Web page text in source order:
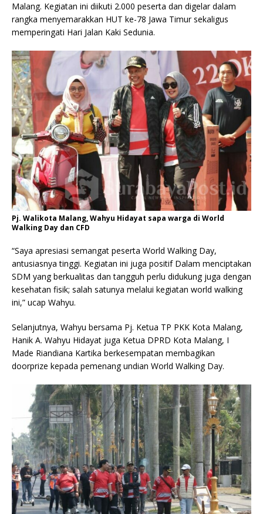
Malang. Kegiatan ini diikuti 2.000 peserta dan digelar dalam
rangka menyemarakkan HUT ke-78 Jawa Timur sekaligus
memperingati Hari Jalan Kaki Sedunia.
Pj. Walikota Malang, Wahyu Hidayat sapa warga di World
Walking Day dan CFD
“Saya apresiasi semangat peserta World Walking Day,
antusiasnya tinggi. Kegiatan ini juga positif Dalam menciptakan
SDM yang berkualitas dan tangguh perlu didukung juga dengan
kesehatan fisik; salah satunya melalui kegiatan world walking
ini,” ucap Wahyu.
Selanjutnya, Wahyu bersama Pj. Ketua TP PKK Kota Malang,
Hanik A. Wahyu Hidayat juga Ketua DPRD Kota Malang, I
Made Riandiana Kartika berkesempatan membagikan
doorprize kepada pemenang undian World Walking Day.